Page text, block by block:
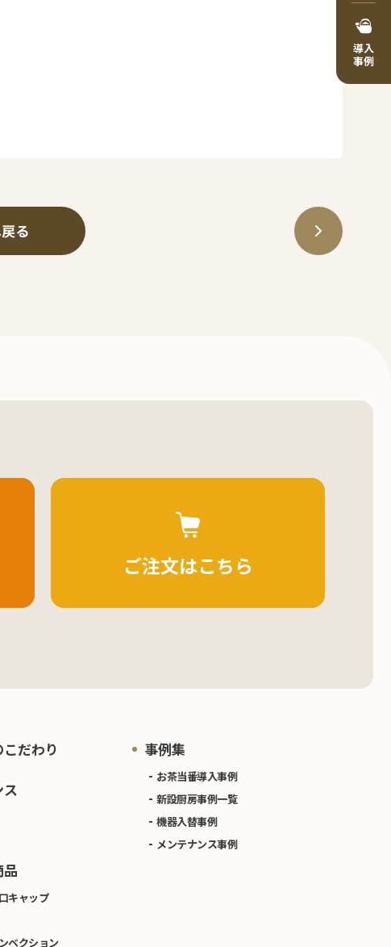
導入
事例
る
ご注文はこちら
だわり
ス
キャップ
ベクション
事例集
お茶当番導入事例
新設厨房事例一覧
機器入替事例
メンテナンス事例